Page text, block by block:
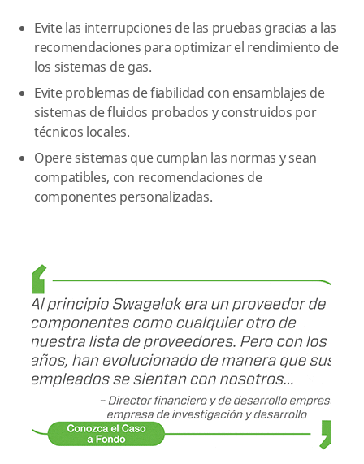
Evite las interrupciones de las pruebas gracias a las
recomendaciones para optimizar el rendimiento de
los sistemas de gas.
Evite problemas de fiabilidad con ensamblajes de
sistemas de fluidos probados y construidos por
técnicos locales.
Opere sistemas que cumplan las normas y sean
compatibles, con recomendaciones de
componentes personalizadas.